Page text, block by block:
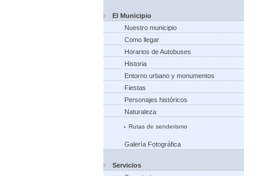
El Municipio
Nuestro municipio
Como llegar
Horarios de Autobuses
Historia
Entorno urbano y monumentos
Fiestas
Personajes históricos
Naturaleza
Rutas de senderismo
Galería Fotográfica
Servicios